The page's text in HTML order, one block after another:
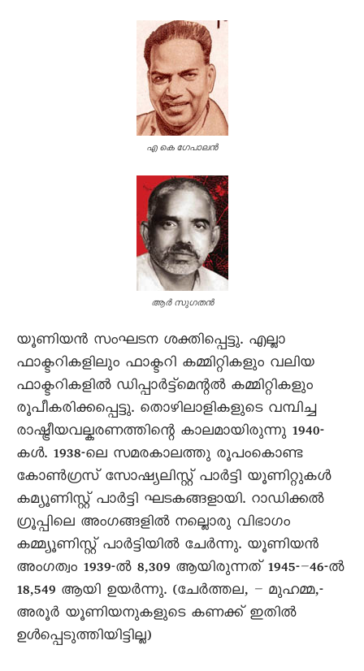
എ കെ ഗേപാലൻ
ആർ സുഗതൻ
യൂണിയൻ സംഘടന ശക്തിപ്പെട്ടു. എല്ലാ
ഫാക്ടറികളിലും ഫാക്ടറി കമ്മിറ്റികളും വലിയ
ഫാക്ടറികളിൽ ഡിപ്പാർട്ട്മെന്റൽ കമ്മിറ്റികളും
രൂപീകരിക്കപ്പെട്ടു. തൊഴിലാളികളുടെ വമ്പിച്ച
രാഷ്ട്രീയവല്കരണത്തിന്റെ കാലമായിരുന്നു 1940-
കൾ. 1938-ലെ സമരകാലത്തു രൂപംകൊണ്ട
കോൺഗ്രസ് സോഷ്യലിസ്റ്റ് പാർട്ടി യൂണിറ്റുകൾ
കമ്യൂണിസ്റ്റ് പാർട്ടി ഘടകങ്ങളായി. റാഡിക്കൽ
ഗ്രൂപ്പിലെ അംഗങ്ങളിൽ നല്ലൊരു വിഭാഗം
കമ്മ്യൂണിസ്റ്റ് പാർട്ടിയിൽ ചേർന്നു. യൂണിയൻ
അംഗത്വം 1939-ൽ 8,309 ആയിരുന്നത് 1945-–46-ൽ
18,549 ആയി ഉയർന്നു. (ചേർത്തല, – മുഹമ്മ,-
അരൂർ യൂണിയനുകളുടെ കണക്ക് ഇതിൽ
ഉൾപ്പെടുത്തിയിട്ടില്ല)